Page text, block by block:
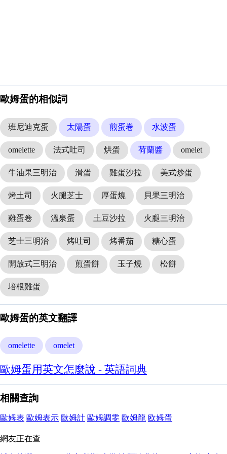
歐姆蛋的相似詞
班尼迪克蛋 太陽蛋 煎蛋卷 水波蛋
omelette 法式吐司 烘蛋 荷蘭醬 omelet
牛油果三明治 滑蛋 雞蛋沙拉 美式炒蛋
烤土司 火腿芝士 厚蛋燒 貝果三明治
雞蛋卷 溫泉蛋 土豆沙拉 火腿三明治
芝士三明治 烤吐司 烤番茄 糖心蛋
開放式三明治 煎蛋餅 玉子燒 松餅
培根雞蛋
歐姆蛋的英文翻譯
omelette omelet
歐姆蛋用英文怎麼說 - 英語詞典
相關查詢
歐姆表 歐姆表示 歐姆計 歐姆調零 歐姆龍 欧姆蛋
網友正在查